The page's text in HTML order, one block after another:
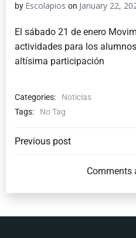
by Escolapios on January 22,
El sábado 21 de enero
actividades para los
altísima participación
Categories:
Noticias
Tags:
No Tag
POST
Previous post
Comments